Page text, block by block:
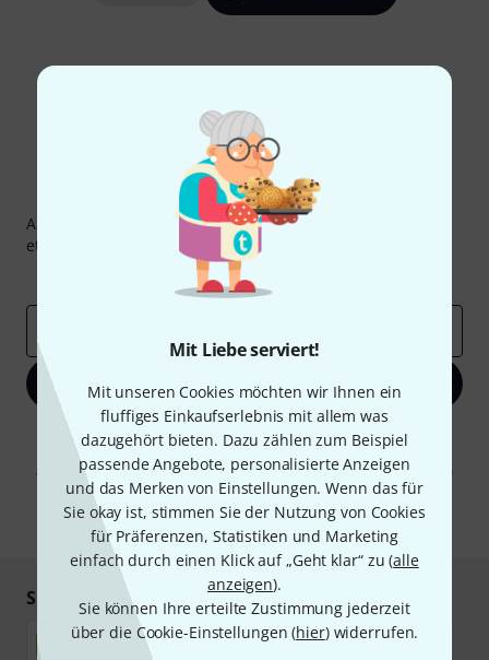
Mit Liebe serviert!
Mit unseren Cookies möchten wir Ihnen ein
fluffiges Einkaufserlebnis mit allem was
dazugehört bieten. Dazu zählen zum Beispiel
passende Angebote, personalisierte Anzeigen
und das Merken von Einstellungen. Wenn das für
Sie okay ist, stimmen Sie der Nutzung von Cookies
für Präferenzen, Statistiken und Marketing
einfach durch einen Klick auf „Geht klar“ zu (alle
anzeigen).
Sie können Ihre erteilte Zustimmung jederzeit
über die Cookie-Einstellungen (hier) widerrufen.
Thomann Newsletter
Abonniere den Thomann Newsletter und gewinne mit
etwas Glück einen von
50 Gutscheinen
Inspirierende Beiträge
Jetzt anmelden
Mit Klick auf „Jetzt anmelden“ stimmen Sie dem Erhalt von E-Mail-
Werbung und einer Messung des E-Mail-Nutzungsverhaltens zu. Die
Abmeldung ist jederzeit möglich. Weitere Informationen finden Sie in
unserenDatenschutzhinweisen.
* Pflichtfeld
Sicher einkaufen & bezahlen